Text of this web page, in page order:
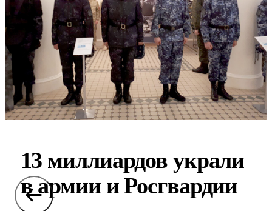
13 миллиардов украли
в армии и Росгвардии